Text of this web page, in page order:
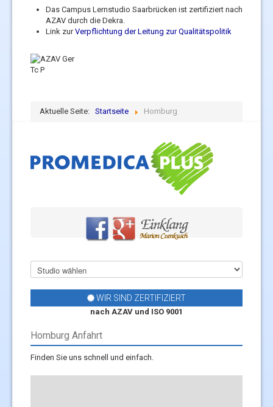
Das Campus Lernstudio Saarbrücken ist zertifiziert nach
AZAV durch die Dekra.
Link zurVerpflichtung der Leitung zur Qualitätspolitik
Aktuelle Seite: Startseite Homburg
WIR SIND ZERTIFIZIERT
nach AZAV und ISO 9001
Homburg Anfahrt
Finden Sie uns schnell und einfach.